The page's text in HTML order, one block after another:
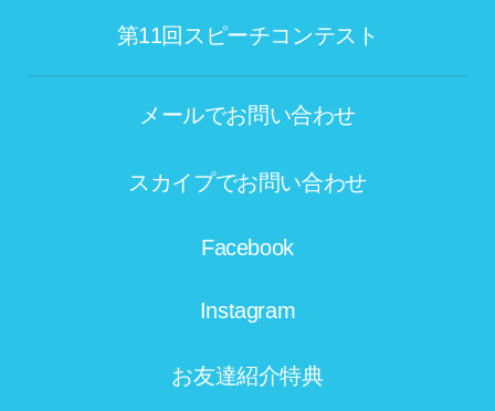
第11回スピーチコンテスト
メールでお問い合わせ
スカイプでお問い合わせ
Facebook
Instagram
お友達紹介特典